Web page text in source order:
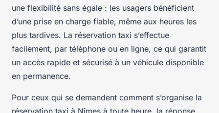
une flexibilité sans égale : les usagers bénéficient
d’une prise en charge fiable, même aux heures les
plus tardives. La réservation taxi s’effectue
facilement, par téléphone ou en ligne, ce qui garantit
un accès rapide et sécurisé à un véhicule disponible
en permanence.
Pour ceux qui se demandent comment s’organise la